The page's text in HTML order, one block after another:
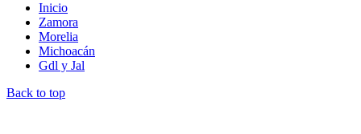
Inicio
Zamora
Morelia
Michoacán
Gdl y Jal
Back to top